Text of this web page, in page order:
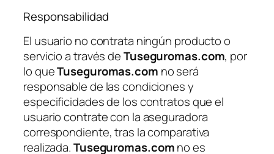
Responsabilidad
El usuario no contrata ningún producto o
servicio a través deTuseguromas.com, por
lo queTuseguromas.com no será
responsable de las condiciones y
especificidades de los contratos que el
usuario contrate con la aseguradora
correspondiente, tras la comparativa
realizada.Tuseguromas.comno es